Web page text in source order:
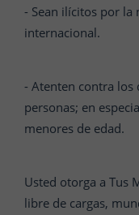
- Sean ilícitos por
internacional.
- Atenten contra los
personas; en
menores de edad.
Usted otorga a Tus
libre de cargas,